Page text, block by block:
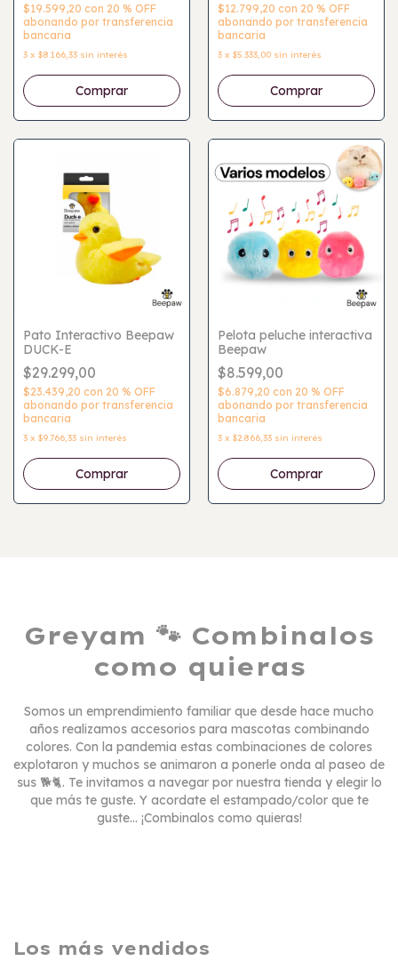
$19.599,20 con 20 % OFF
abonando por transferencia
bancaria
3 x $8.166,33 sin interés
Comprar
$12.799,20 con 20 % OFF
abonando por transferencia
bancaria
3 x $5.333,00 sin interés
Comprar
Pato Interactivo Beepaw
DUCK-E
$29.299,00
$23.439,20 con 20 % OFF
abonando por transferencia
bancaria
3 x $9.766,33 sin interés
Pelota peluche interactiva
Beepaw
$8.599,00
$6.879,20 con 20 % OFF
abonando por transferencia
bancaria
3 x $2.866,33 sin interés
Comprar
Greyam 🐾​ Combinalos
como quieras
Somos un emprendimiento familiar que desde hace mucho
años realizamos accesorios para mascotas combinando
colores. Con la pandemia estas combinaciones de colores
explotaron y muchos se animaron a ponerle onda al paseo de
sus 🐕​🐈​. Te invitamos a navegar por nuestra tienda y elegir lo
que más te guste. Y acordate el estampado/color que te
guste... ¡Combinalos como quieras!
Los más vendidos